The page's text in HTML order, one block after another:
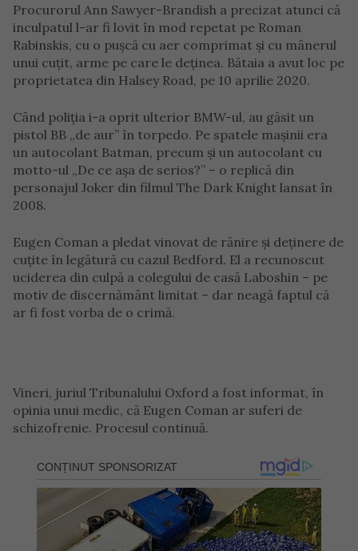
Procurorul Ann Sawyer-Brandish a precizat atunci că
inculpatul l-ar fi lovit în mod repetat pe Roman
Rabinskis, cu o pușcă cu aer comprimat și cu mânerul
unui cuțit, arme pe care le deținea. Bătaia a avut loc pe
proprietatea din Halsey Road, pe 10 aprilie 2020.
Când poliția i-a oprit ulterior BMW-ul, au găsit un
pistol BB „de aur” în torpedo. Pe spatele mașinii era
un autocolant Batman, precum și un autocolant cu
motto-ul „De ce așa de serios?” – o replică din
personajul Joker din filmul The Dark Knight lansat în
2008.
Eugen Coman a pledat vinovat de rănire și deținere de
cuțite în legătură cu cazul Bedford. El a recunoscut
uciderea din culpă a colegului de casă Laboshin – pe
motiv de discernământ limitat – dar neagă faptul că
ar fi fost vorba de o crimă.
Vineri, juriul Tribunalului Oxford a fost informat, în
opinia unui medic, că Eugen Coman ar suferi de
schizofrenie. Procesul continuă.